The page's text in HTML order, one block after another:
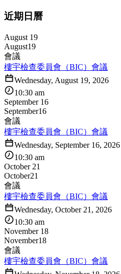
近期日曆
August 19
August19
會議
樓宇檢查委員會（BIC）會議
Wednesday, August 19, 2026
10:30 am
September 16
September16
會議
樓宇檢查委員會（BIC）會議
Wednesday, September 16, 2026
10:30 am
October 21
October21
會議
樓宇檢查委員會（BIC）會議
Wednesday, October 21, 2026
10:30 am
November 18
November18
會議
樓宇檢查委員會（BIC）會議